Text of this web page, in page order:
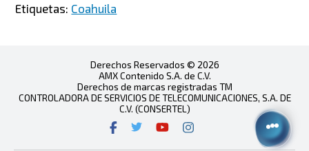
Etiquetas: Coahuila
Derechos Reservados © 2026
AMX Contenido S.A. de C.V.
Derechos de marcas registradas TM
CONTROLADORA DE SERVICIOS DE TELECOMUNICACIONES, S.A. DE
C.V. (CONSERTEL)